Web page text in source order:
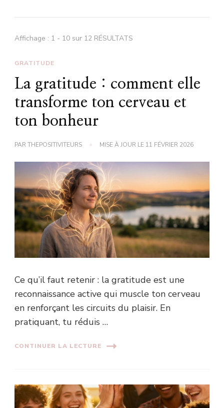
Affichage : 1 - 10 sur 12 RÉSULTATS
GRATITUDE
La gratitude : comment elle
transforme ton cerveau et
ton bonheur
PARTHEPOSITIVITEURS MISE À JOUR LE 11 FÉVRIER 2026
Ce qu’il faut retenir : la gratitude est une
reconnaissance active qui muscle ton cerveau
en renforçant les circuits du plaisir. En
pratiquant, tu réduis …
CONTINUER LA LECTURE